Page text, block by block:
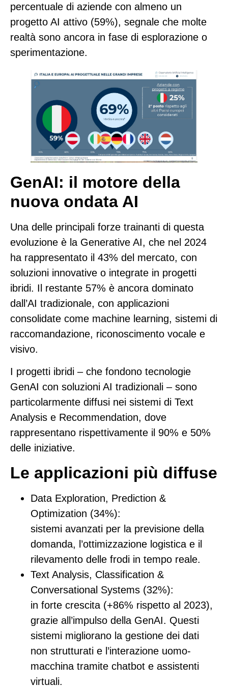
percentuale di aziende con almeno un
progetto AI attivo (59%), segnale che molte
realtà sono ancora in fase di esplorazione o
sperimentazione.
GenAI: il motore della
nuova ondata AI
Una delle principali forze trainanti di questa
evoluzione è la Generative AI, che nel 2024
ha rappresentato il 43% del mercato, con
soluzioni innovative o integrate in progetti
ibridi. Il restante 57% è ancora dominato
dall’AI tradizionale, con applicazioni
consolidate come machine learning, sistemi di
raccomandazione, riconoscimento vocale e
visivo.
I progetti ibridi – che fondono tecnologie
GenAI con soluzioni AI tradizionali – sono
particolarmente diffusi nei sistemi di Text
Analysis e Recommendation, dove
rappresentano rispettivamente il 90% e 50%
delle iniziative.
Le applicazioni più diffuse
Data Exploration, Prediction &
Optimization (34%):
sistemi avanzati per la previsione della
domanda, l’ottimizzazione logistica e il
rilevamento delle frodi in tempo reale.
Text Analysis, Classification &
Conversational Systems (32%):
in forte crescita (+86% rispetto al 2023),
grazie all’impulso della GenAI. Questi
sistemi migliorano la gestione dei dati
non strutturati e l’interazione uomo-
macchina tramite chatbot e assistenti
virtuali.